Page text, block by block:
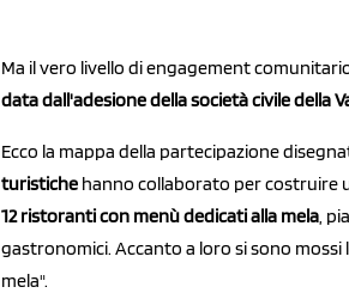
Ma il vero livello di engagement
data dall'adesione della società civile della
Ecco la mappa della partecipazione
turistiche hanno collaborato per costruire
12ristoranti con menù dedicati alla mela,
gastronomici. Accanto a loro si sono
mela".